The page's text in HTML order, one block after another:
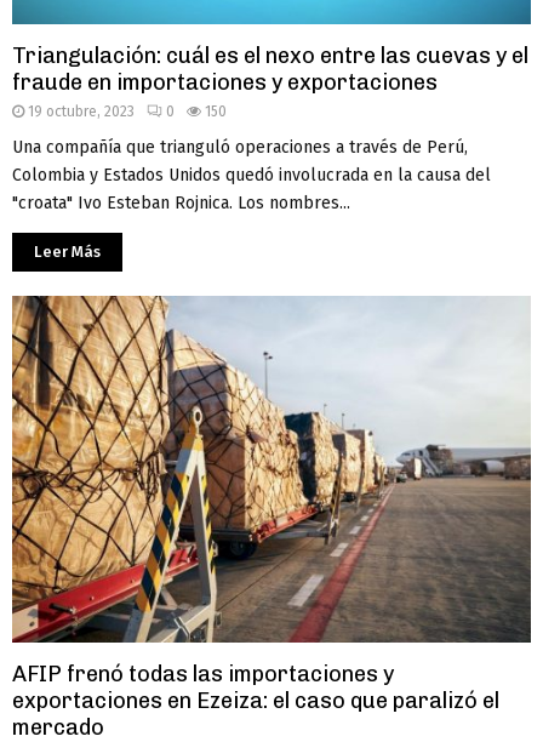
Triangulación: cuál es el nexo entre las cuevas y el
fraude en importaciones y exportaciones
19 octubre, 2023 0 150
Una compañía que trianguló operaciones a través de Perú,
Colombia y Estados Unidos quedó involucrada en la causa del
"croata" Ivo Esteban Rojnica. Los nombres...
Leer Más
AFIP frenó todas las importaciones y
exportaciones en Ezeiza: el caso que paralizó el
mercado